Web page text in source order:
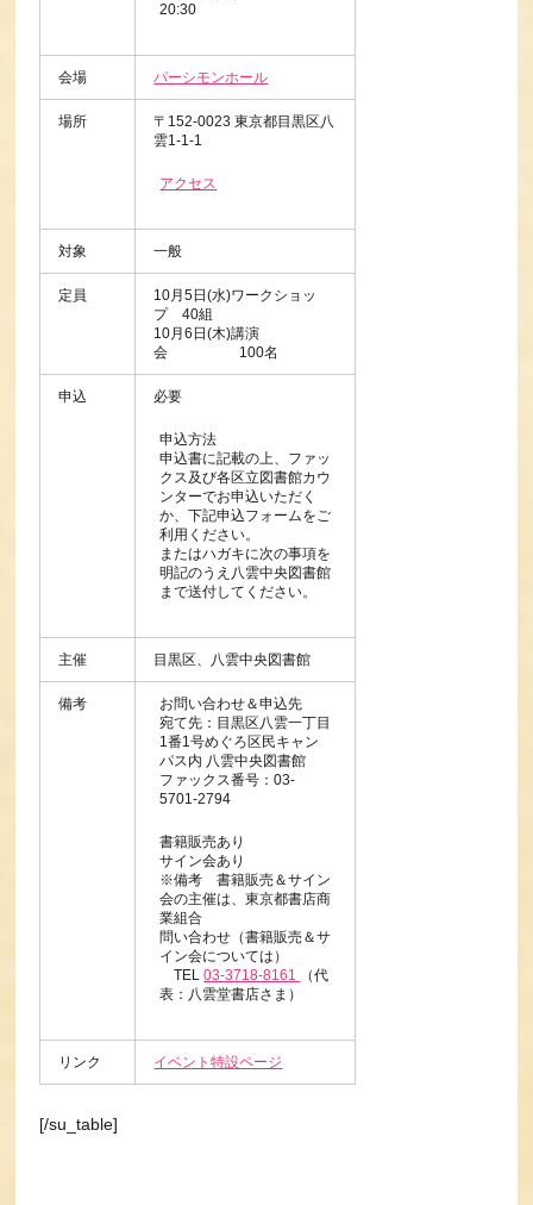
20:30
会場 パーシモンホール
場所
〒152-0023 東京都目黒区八
雲1-1-1
アクセス
対象 一般
定員
10月5日(水)ワークショッ
プ 40組
10月6日(木)講演
会 100名
申込 必要
申込方法
申込書に記載の上、ファッ
クス及び各区立図書館カウ
ンターでお申込いただく
か、下記申込フォームをご
利用ください。
またはハガキに次の事項を
明記のうえ八雲中央図書館
まで送付してください。
主催 目黒区、八雲中央図書館
備考
お問い合わせ＆申込先
宛て先：目黒区八雲一丁目
1番1号めぐろ区民キャン
パス内 八雲中央図書館
ファックス番号：03-
5701-2794
書籍販売あり
サイン会あり
※備考 書籍販売＆サイン
会の主催は、東京都書店商
業組合
問い合わせ（書籍販売＆サ
イン会については）
TEL03-3718-8161
（代
表：八雲堂書店さま）
リンク イベント特設ページ
[/su_table]